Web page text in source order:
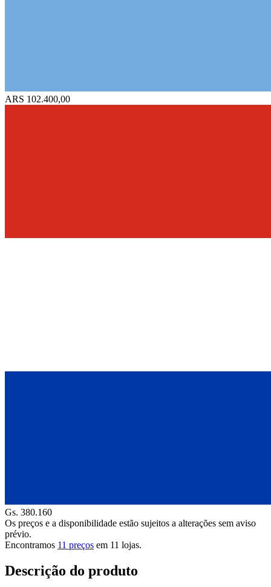
ARS 102.400,00
Gs. 380.160
Os preços e a disponibilidade estão sujeitos a alterações sem aviso
prévio.
Encontramos 11 preços em 11 lojas.
Descrição do produto